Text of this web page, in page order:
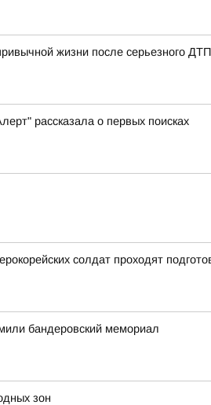
жизни после серьезного ДТП
рассказала о первых поисках
солдат проходят
бандеровский мемориал
зон